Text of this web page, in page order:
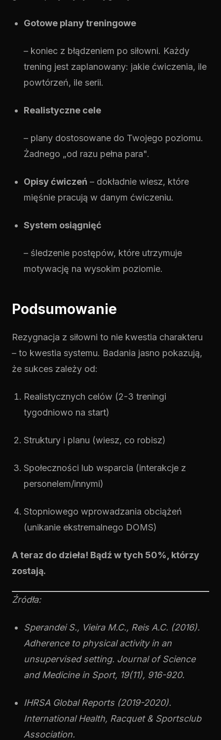
Gotowe plany treningowe
– koniec z błądzeniem po siłowni. Każdy
trening jest zaplanowany: jakie ćwiczenia, ile
powtórzeń, ile serii.
Realistyczne cele
– plany dostosowane do Twojego poziomu.
Żadnego „od razu pełna para".
Opisy ćwiczeń – dokładnie wiesz, które
mięśnie pracują w danym ćwiczeniu.
System osiągnięć
– śledzenie postępów, które utrzymuje
motywację na wysokim poziomie.
Podsumowanie
Rezygnacja z siłowni to nie kwestia charakteru
– to kwestia systemu. Badania jasno pokazują,
że sukces zależy od:
Realistycznych celów (2-3 treningi
tygodniowo na start)
Struktury i planu (wiesz, co robisz)
Społeczności lub wsparcia (interakcje z
personelem/innymi)
Stopniowego wprowadzania obciążeń
(unikanie ekstremalnego DOMS)
A teraz do dzieła! Bądź w tych 50%, którzy
zostają.
Źródła:
Sperandei S., Vieira M.C., Reis A.C. (2016).
Adherence to physical activity in an
unsupervised setting. Journal of Science
and Medicine in Sport, 19(11), 916-920.
IHRSA Global Reports (2019-2020).
International Health, Racquet & Sportsclub
Association.